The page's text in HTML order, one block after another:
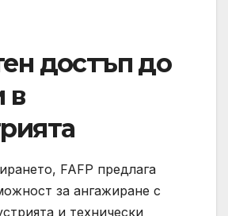
достъп до
в
FAFP предлага
за ангажиране с
и технически